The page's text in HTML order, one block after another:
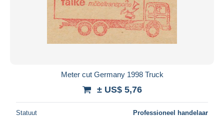
Toepassen
Meter cut Germany 1998 Truck
± US$ 5,76
Statuut Professioneel handelaar